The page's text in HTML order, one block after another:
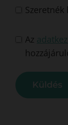
+
6
Az
Küldés